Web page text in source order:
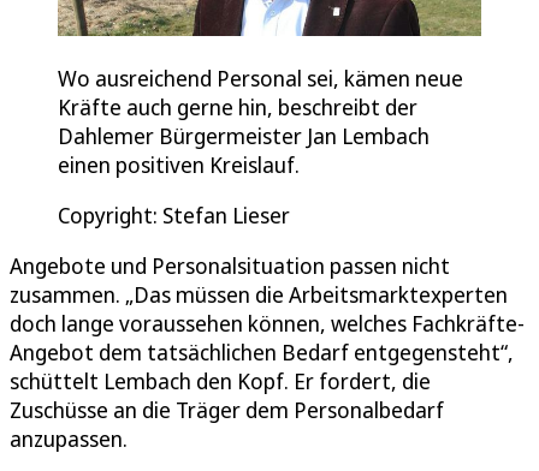
Wo ausreichend Personal sei, kämen neue
Kräfte auch gerne hin, beschreibt der
Dahlemer Bürgermeister Jan Lembach
einen positiven Kreislauf.
Copyright: Stefan Lieser
Angebote und Personalsituation passen nicht
zusammen. „Das müssen die Arbeitsmarktexperten
doch lange voraussehen können, welches Fachkräfte-
Angebot dem tatsächlichen Bedarf entgegensteht“,
schüttelt Lembach den Kopf. Er fordert, die
Zuschüsse an die Träger dem Personalbedarf
anzupassen.